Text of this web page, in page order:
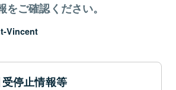
ご確認ください。
Vincent
停止情報等